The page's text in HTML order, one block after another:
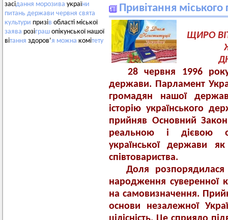
засідання морозива україни
питань держави червня свята
культури призів області міської
заява розіграш опікунської нашої
вітання здоров’я можна комітету
Привітання міського
ЩИРО
28 червня 1996 року
держави. Парламент
громадян нашої
історію українського
прийняв Основний
реальною і дієвою
української держави як
співтовариства.
Доля розпорядилася
народження суверенної
на самовизначення.
основи незалежної